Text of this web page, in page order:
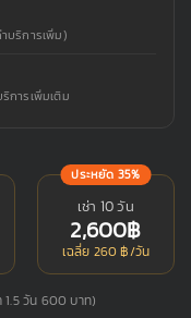
บริการเพิ่ม)
การเพิ่มเติม
ประหยัด 35%
เช่า 10 วัน
2,600฿
เฉลี่ย 260 ฿/วัน
วัน 600 บาท)